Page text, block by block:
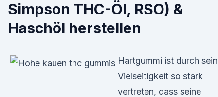
Simpson THC-Öl, RSO) &
Haschöl herstellen
Hartgummi ist durch
Vielseitigkeit so stark
vertreten, dass seine